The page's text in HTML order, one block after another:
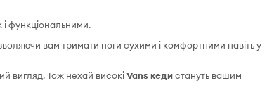
і функціональними.
вам тримати ноги сухими і комфортними навіть у
вигляд. Тож нехай високіVans кедистануть вашим